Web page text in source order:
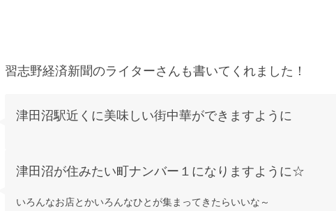
習志野経済新聞のライターさんも書いてくれました！
津田沼駅近くに美味しい街中華ができますように
津田沼が住みたい町ナンバー１になりますように☆
いろんなお店とかいろんなひとが集まってきたらいいな～